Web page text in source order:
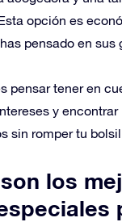
opción es
pensado en sus
pensar tener en
y encontrar
sin romper tu
los